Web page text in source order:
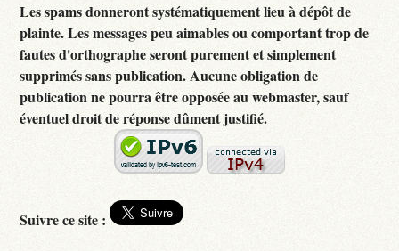
Les spams donneront systématiquement lieu à dépôt de
plainte. Les messages peu aimables ou comportant trop de
fautes d'orthographe seront purement et simplement
supprimés sans publication. Aucune obligation de
publication ne pourra être opposée au webmaster, sauf
éventuel droit de réponse dûment justifié.
Suivre ce site :